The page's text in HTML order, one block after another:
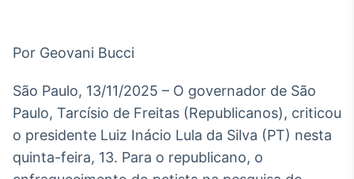
Broadcast
White Label
Plataforma para
conteúdos
personalizados
Por Geovani Bucci
São Paulo, 13/11/2025 – O governador de São
Paulo, Tarcísio de Freitas (Republicanos), criticou
o presidente Luiz Inácio Lula da Silva (PT) nesta
quinta-feira, 13. Para o republicano, o